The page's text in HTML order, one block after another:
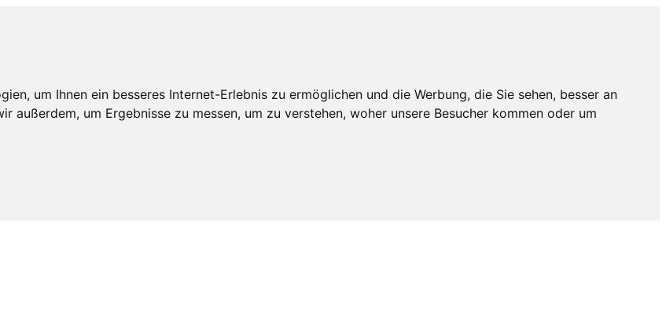
um Ihnen ein besseres Internet-Erlebnis zu ermöglichen und die Werbung, die Sie sehen, besser an
außerdem, um Ergebnisse zu messen, um zu verstehen, woher unsere Besucher kommen oder um